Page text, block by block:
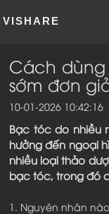
VISHARE
Cách
sớm đơn
10-01-2026 10:42:16
Bạc tóc do nhiều
hưởng đến ngoại
nhiều loại thảo
bạc tóc, trong đó
1. Nguyên nhân